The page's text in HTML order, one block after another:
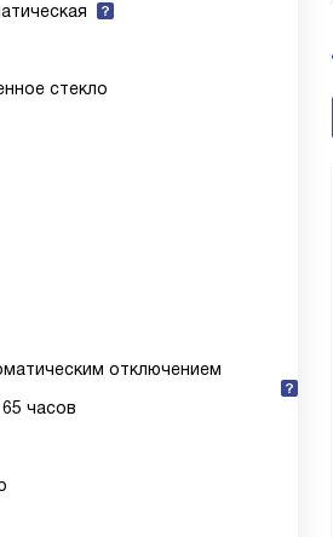
стекло
отключением
часов